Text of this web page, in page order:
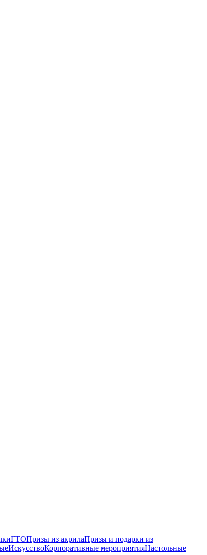
ГТОПризы из акрилаПризы и подарки из
ИскусствоКорпоративные мероприятияНастольные